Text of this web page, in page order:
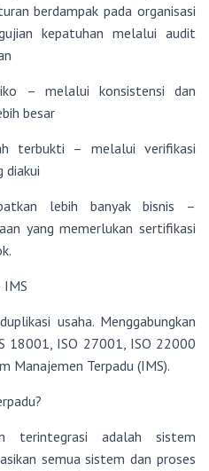
berdampak pada organisasi
kepatuhan melalui audit
– melalui konsistensi dan
besar
terbukti – melalui verifikasi
diakui
lebih banyak bisnis –
yang memerlukan sertifikasi
IMS
usaha. Menggabungkan
18001, ISO 27001, ISO 22000
Manajemen Terpadu (IMS).
terintegrasi adalah sistem
semua sistem dan proses